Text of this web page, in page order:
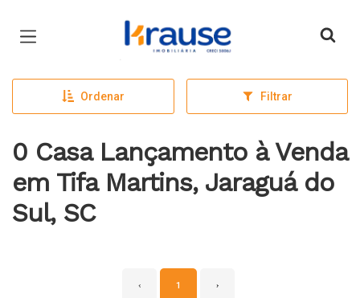
Página inicial
Ordenar Filtrar
0 Casa Lançamento à Venda
em Tifa Martins, Jaraguá do
Sul, SC
‹ 1 ›